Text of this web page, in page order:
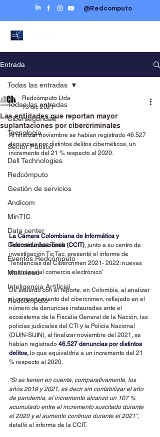
@Redcomputo
Entrada
Todas las entradas
Ciberseguridad
Tecnología
Sector Público
Dell Technologies
Redcómputo
Gestión de servicios
Andicom
MinTIC
Data center
Curiosidades Tech
Eventos Redcómputo
Multicloud
Inteligencia Artificial
Redcómputo
Todas las entradas
Las entidades que reportan mayor
suplantaciones por cibercriminales
Redcómputo Ltda
13 dic 2021
Al finalizar noviembre se habían registrado 46.527
denuncias por distintos delitos cibernéticos, un
incremento del 21 % respecto al 2020.
La Cámara Colombiana de Informática y
Telecomunicaciones (CCIT), junto a su centro de
investigación Tic Tac, presentó el informe de
'Tendencias del Cibercrimen 2021- 2022: nuevas
amenazas al comercio electrónico'
De acuerdo con el reporte, en Colombia, al analizar
el comportamiento del cibercrimen, reflejado en el
número de denuncias instauradas ante el
ecosistema de la Fiscalía General de la Nación, las
policías judiciales del CTI y la Policía Nacional
(DIJIN-SIJIN), al finalizar noviembre del 2021, se
habían registrado 46.527 denuncias por distintos
delitos, lo que equivaldría a un incremento del 21
% respecto al 2020.
“Si se tienen en cuenta, comparativamente, los
años 2019 y 2021, es decir sin contabilizar el año
de pandemia, el incremento alcanzó un 107 %
acumulado entre el incremento suscitado durante
el 2020 y el aumento continuo durante el 2021”,
detalló el informe de la CCIT.